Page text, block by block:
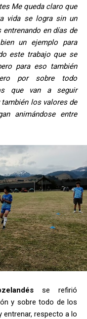
Me queda claro que
vida se logra sin un
en días de
un ejemplo para
este trabajo que se
para eso también
por sobre todo
que van a seguir
los valores de
animándose entre
se refirió
y sobre todo de los
entrenar, respecto a lo